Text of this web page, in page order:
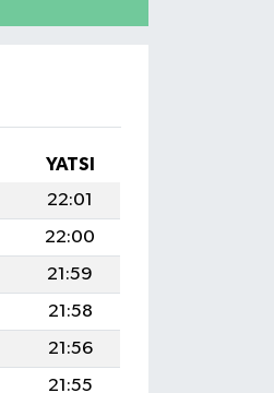
YATSI
22:01
22:00
21:59
21:58
21:56
21:55